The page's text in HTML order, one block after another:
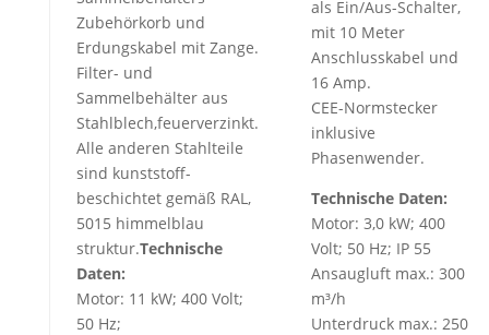
Zubehörkorb und
Erdungskabel mit Zange.
Filter- und
Sammelbehälter aus
Stahlblech,feuerverzinkt.
Alle anderen Stahlteile
sind kunststoff-
beschichtet gemäß RAL,
5015 himmelblau
struktur.Technische
Daten:
Motor: 11 kW; 400 Volt;
50 Hz;
als Ein/Aus-Schalter,
mit 10 Meter
Anschlusskabel und
16 Amp.
CEE-Normstecker
inklusive
Phasenwender.
Technische Daten:
Motor: 3,0 kW; 400
Volt; 50 Hz; IP 55
Ansaugluft max.: 300
m³/h
Unterdruck max.: 250